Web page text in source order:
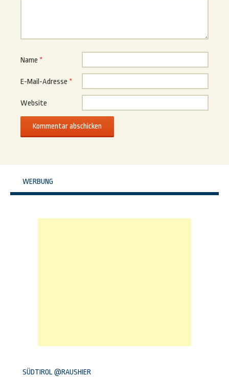
Name *
E-Mail-Adresse *
Website
WERBUNG
SÜDTIROL @RAUSHIER